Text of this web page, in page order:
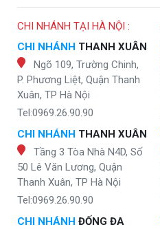
CHI NHÁNH TẠI HÀ NỘI :
CHI NHÁNH THANH XUÂN
Ngõ 109, Trường Chinh,
P. Phương Liệt, Quận Thanh
Xuân, TP Hà Nội
Tel:0969.26.90.90
CHI NHÁNH THANH XUÂN
Tầng 3 Tòa Nhà N4D, Số
50 Lê Văn Lương, Quận
Thanh Xuân, TP Hà Nội
Tel:0969.26.90.90
CHI NHÁNH ĐỐNG ĐA